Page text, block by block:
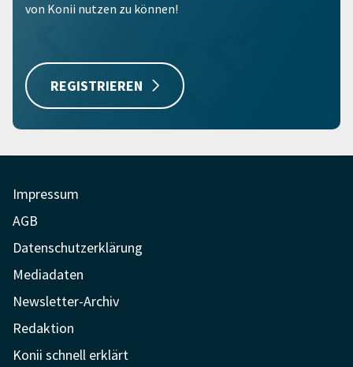
von Konii nutzen zu können!
REGISTRIEREN
Impressum
AGB
Datenschutzerklärung
Mediadaten
Newsletter-Archiv
Redaktion
Konii schnell erklärt